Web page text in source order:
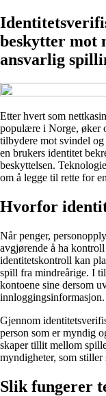
beskytter mot
ansvarlig
Etter hvert som
populære i Norge, øker
tilbydere mot svindel
en brukers identitet
beskyttelsen.
om å legge til rette for
Hvorfor
Når penger,
avgjørende å ha
identitetskontroll kan
spill fra mindreårige. I
kontoene sine dersom
innloggingsinformasjon.
Gjennom
person som er myndig
skaper tillit mellom
myndigheter, som
Slik fungerer